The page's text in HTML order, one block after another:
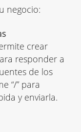
negocio:
crear
responder a
de los
“/” para
y enviarla.